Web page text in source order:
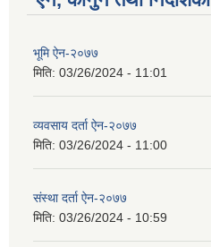
भूमि ऐन-२०७७
मिति: 03/26/2024 - 11:01
व्यवसाय दर्ता ऐन-२०७७
मिति: 03/26/2024 - 11:00
संस्था दर्ता ऐन-२०७७
मिति: 03/26/2024 - 10:59